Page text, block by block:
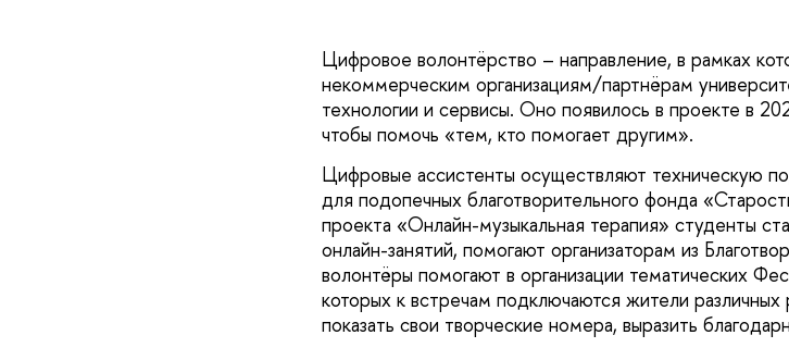
Цифровое волонтёрство – направление, в рамках
некоммерческим организациям/партнёрам
технологии и сервисы. Оно появилось в проекте в
чтобы помочь «тем, кто помогает другим».
Цифровые ассистенты осуществляют техническую
для подопечных благотворительного фонда
проекта «Онлайн-музыкальная терапия» студенты
онлайн-занятий, помогают организаторам из
волонтёры помогают в организации тематических
которых к встречам подключаются жители различных
показать свои творческие номера, выразить